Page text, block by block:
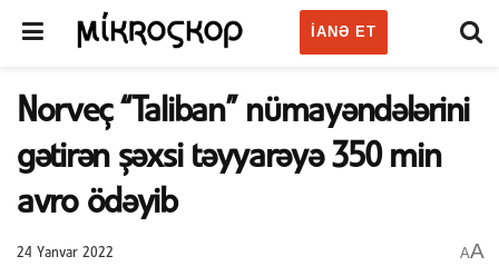
IANƏ ET
Norveç “Taliban” nümayəndələrini
gətirən şəxsi təyyarəyə 350 min
avro ödəyib
24 Yanvar 2022 AA